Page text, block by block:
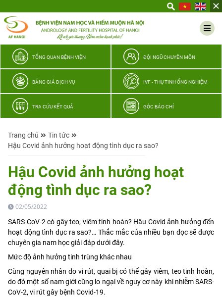
thương
TỔNG QUAN BỆNH VIỆN ĐỘI NGŨ CHUYÊN MÔN
BẢNG GIÁ DỊCH VỤ IVF - THỤ TINH ỐNG NGHIỆM
TRA CỨU KẾT QUẢ GÓC BÁO CHÍ
Trang chủ
Tin tức
Hậu Covid ảnh hưởng hoạt động tình dục ra sao?
Hậu Covid ảnh hưởng hoạt
động tình dục ra sao?
02/05/2022
SARS-CoV-2 có gây teo, viêm tinh hoàn? Hậu Covid ảnh hưởng đến
hoạt động tình dục ra sao?… Thắc mắc của nhiều bạn đọc sẽ được
chuyên gia nam học giải đáp dưới đây.
Mức độ ảnh hưởng tinh trùng khác nhau
Cùng nguyên nhân do vi rút, quai bị có thể gây viêm, teo tinh hoàn,
do đó một số nam giới cũng lo ngại về nguy cơ này khi nhiễm SARS-
CoV-2, vi rút gây bệnh Covid-19.